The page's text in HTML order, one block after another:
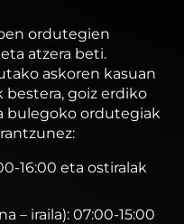
ordutegien
atzera beti.
askoren kasuan
goiz erdiko
bulegoko ordutegiak
16:00 eta ostiralak
– iraila): 07:00-15:00